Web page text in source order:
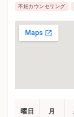
不妊カウンセリング
曜日 月